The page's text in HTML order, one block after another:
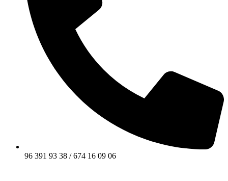
96 391 93 38 / 674 16 09 06